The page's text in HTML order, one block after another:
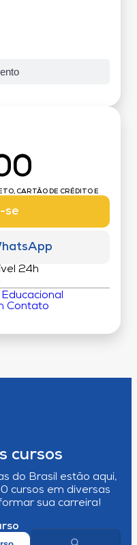
CARTÃO DE CRÉDITO E
se
24h
Contato
cursos
do Brasil estão aqui,
cursos em diversas
sua carreira!